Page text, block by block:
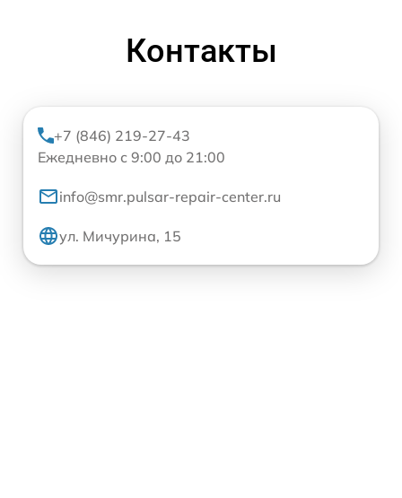
Контакты
+7 (846) 219-27-43
Ежедневно с 9:00 до 21:00
info@smr.pulsar-repair-center.ru
ул. Мичурина, 15